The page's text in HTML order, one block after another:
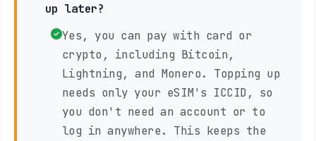
up later?
Yes, you can pay with card or
crypto, including Bitcoin,
Lightning, and Monero. Topping up
needs only your eSIM's ICCID, so
you don't need an account or to
log in anywhere. This keeps the